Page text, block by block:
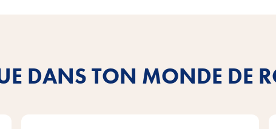
DANS TON MONDE DE